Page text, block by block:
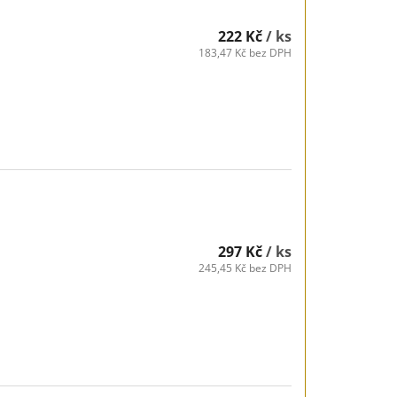
222 Kč/ ks
183,47 Kč bez DPH
297 Kč/ ks
245,45 Kč bez DPH